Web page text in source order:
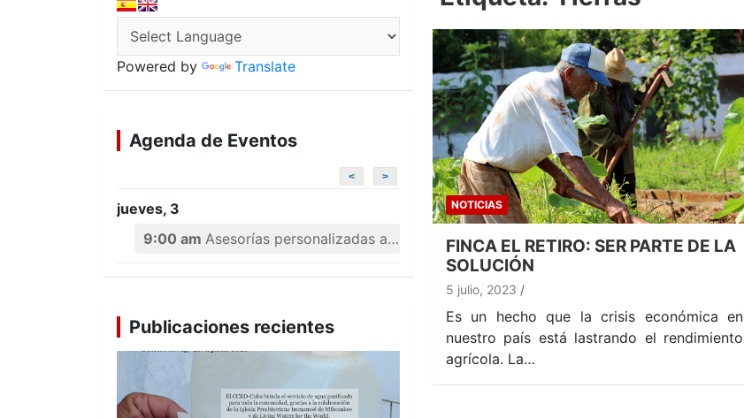
NOTICIAS
FINCA EL RETIRO: SER PARTE DE LA
SOLUCIÓN
5 julio, 2023
Es un hecho que la crisis económica en
nuestro país está lastrando el rendimiento
agrícola. La…
Powered by Translate
Agenda de Eventos
< >
jueves, 3
9:00 am Asesorías personalizadas a emprendedores
Publicaciones recientes